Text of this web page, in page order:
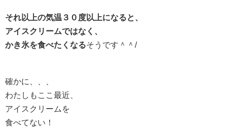
それ以上の気温３０度以上になると、
アイスクリームではなく、
かき氷を食べたくなるそうです＾＾/
確かに、、、
わたしもここ最近、
アイスクリームを
食べてない！